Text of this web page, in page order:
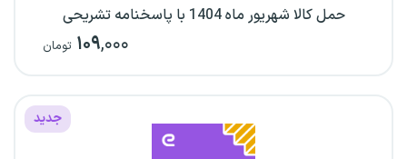
حمل کالا شهریور ماه 1404 با پاسخنامه تشریحی
۱۰۹,۰۰۰ تومان
جدید